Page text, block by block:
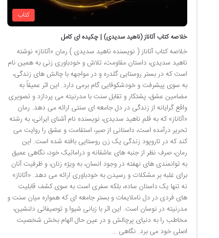
کتاب
خلاصه کتاب آتاناز (ناهید سدیدی) | چکیده ای کامل
خلاصه کتاب آتاناز ( نویسنده ناهید سدیدی ) رمان «آتاناز» نوشته
ناهید سدیدی، داستان مقاومت، تلاش و خودباوری زنی به همین نام
است که در بستر روستایی گلدره و در مواجهه با چالش های زندگی،
به سوی پیشرفت و خودشکوفایی گام برمی دارد. این اثر عمیقاً به
مضامین عشق، پشتکار و تقابل سنت با مدرنیته می پردازد و تصویری
واقع گرایانه از زندگی در دل جامعه ای سنتی ارائه می دهد. رمان
«آتاناز» که به قلم ناهید سدیدی، نویسنده نام آشنای ایرانی، به رشته
تحریر درآمده است، داستانی از صبر، استقامت و عشق را روایت می
کند که در تاروپود زندگی یک زن روستایی بافته شده است. این
رمان، صرف نظر از جنبه های عاشقانه و دراماتیک خود، نگاهی عمیق
به توانمندی های نهفته در وجود انسان، به ویژه زنان، و ظرفیت آنان
برای غلبه بر مشکلات و رسیدن به خودباوری ارائه می دهد. «آتاناز»
نه تنها یک داستان ساده، بلکه سفری است به سوی کشف قابلیت
های فردی در دل ناملایمات و بستر جامعه ای که همواره میان سنت و
مدرنیته در نوسان است. این اثر با زبانی شیوا و توصیفاتی دلنشین،
مخاطب را به دنیای پرچالش و در عین حال الهام بخش شخصیت
اصلی خود می برد. نگاهی …